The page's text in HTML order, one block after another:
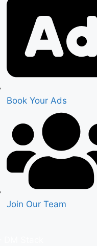
Book Your Ads
Join Our Team